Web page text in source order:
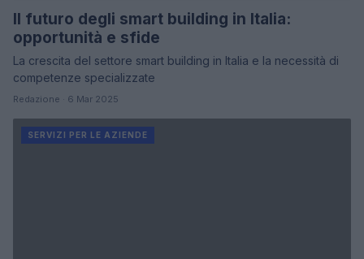
Il futuro degli smart building in Italia:
opportunità e sfide
La crescita del settore smart building in Italia e la necessità di
competenze specializzate
Redazione · 6 Mar 2025
SERVIZI PER LE AZIENDE